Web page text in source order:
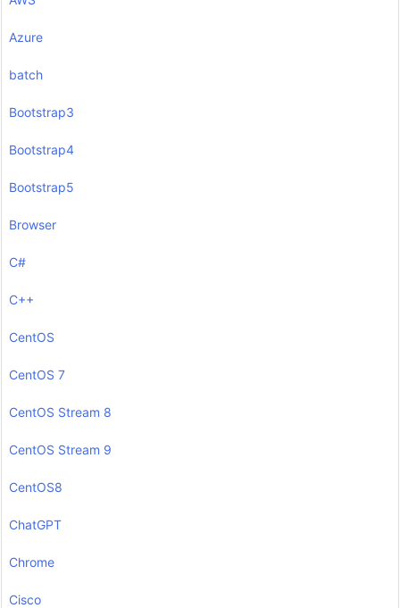
Azure
batch
Bootstrap3
Bootstrap4
Bootstrap5
Browser
C#
C++
CentOS
CentOS 7
CentOS Stream 8
CentOS Stream 9
CentOS8
ChatGPT
Chrome
Cisco